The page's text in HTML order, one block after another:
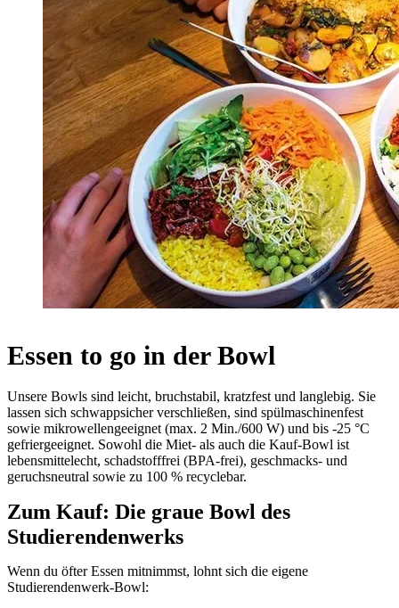
Essen to go in der Bowl
Unsere Bowls sind leicht, bruchstabil, kratzfest und langlebig. Sie
lassen sich schwappsicher verschließen, sind spülmaschinenfest
sowie mikrowellengeeignet (max. 2 Min./600 W) und bis -25 °C
gefriergeeignet. Sowohl die Miet- als auch die Kauf-Bowl ist
lebensmittelecht, schadstofffrei (BPA-frei), geschmacks- und
geruchsneutral sowie zu 100 % recyclebar.
Zum Kauf: Die graue Bowl des
Studierendenwerks
Wenn du öfter Essen mitnimmst, lohnt sich die eigene
Studierendenwerk-Bowl: